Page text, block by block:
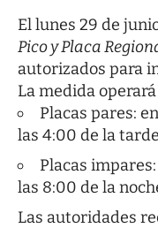
El lunes 29 de
Pico y Placa
autorizados para
La medida
Placas pares:
las 4:00 de la
Placas
las 8:00 de la
Las autoridades